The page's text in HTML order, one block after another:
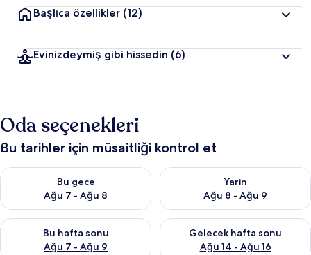
Başlıca özellikler (12)
Evinizdeymiş gibi hissedin (6)
Oda seçenekleri
Bu tarihler için müsaitliği kontrol et
Bu gece
Ağu 7 - Ağu 8
Bu gece için müsaitliği kontrol et Ağu 7 - Ağu 8
Yarın
Ağu 8 - Ağu 9
Yarın için müsaitliği kontrol
Bu hafta sonu
Ağu 7 - Ağu 9
Bu hafta sonu için müsaitliği kontrol et Ağu 7 - Ağu 9
Gelecek hafta sonu
Ağu 14 - Ağu 16
Önümüzdeki hafta sonu için